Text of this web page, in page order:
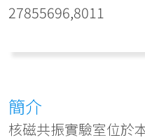
27855696,8011
簡介
核磁共振實驗室位於